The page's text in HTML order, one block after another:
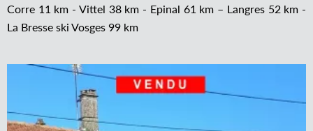
Corre 11 km - Vittel 38 km - Epinal 61 km – Langres 52 km -
La Bresse ski Vosges 99 km